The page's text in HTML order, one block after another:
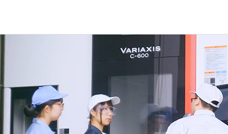
大学院 工学研究科
学習支援セ
課外活動一覧
学生団体ポ
「SHAiR」
遠隔授業リ
就職・キャリア キャンパス